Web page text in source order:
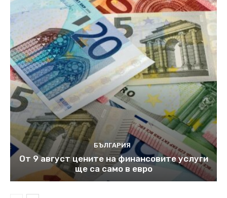
БЪЛГАРИЯ
От 9 август цените на финансовите услуги
ще са само в евро